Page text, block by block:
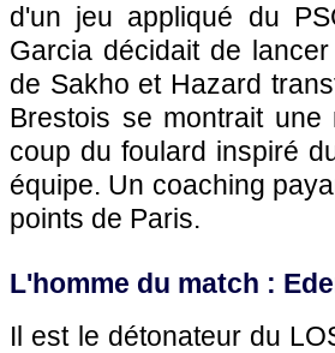
d'un jeu appliqué du
Garcia décidait de
de Sakho et Hazard
Brestois se montrait
coup du foulard inspiré
équipe. Un coaching
points de Paris.
L'homme du match :
Il est le détonateur du